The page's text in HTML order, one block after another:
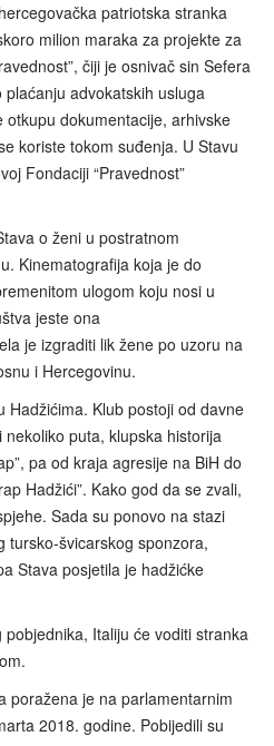
patriotska stranka
milion maraka za projekte za
čiji je osnivač sin Sefera
advokatskih usluga
dokumentacije, arhivske
koriste tokom suđenja. U Stavu
Fondaciji “Pravednost”
o ženi u postratnom
Kinematografija koja je do
ulogom koju nosi u
jeste ona
je izgraditi lik žene po uzoru na
i Hercegovinu.
Hadžićima. Klub postoji od davne
puta, klupska historija
pa od kraja agresije na BiH do
Hadžići”. Kako god da se zvali,
Sada su ponovo na stazi
tursko-švicarskog sponzora,
Stava posjetila je hadžićke
Italiju će voditi stranka
poražena je na parlamentarnim
2018. godine. Pobijedili su